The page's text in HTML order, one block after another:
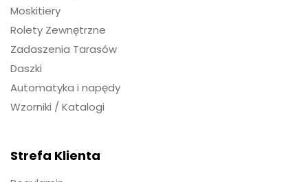
Moskitiery
Rolety Zewnętrzne
Zadaszenia Tarasów
Daszki
Automatyka i napędy
Wzorniki / Katalogi
Strefa Klienta